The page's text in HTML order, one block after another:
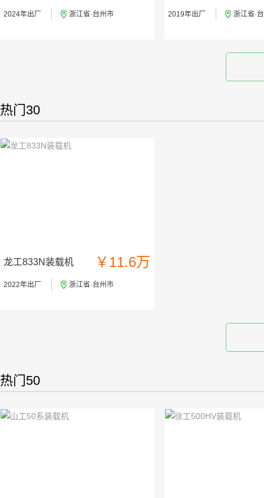
2024年出厂 浙江省·台州市 2019年出厂 浙江省·
热门30
龙工833N装载机 ￥11.6万
2022年出厂 浙江省·台州市
热门50